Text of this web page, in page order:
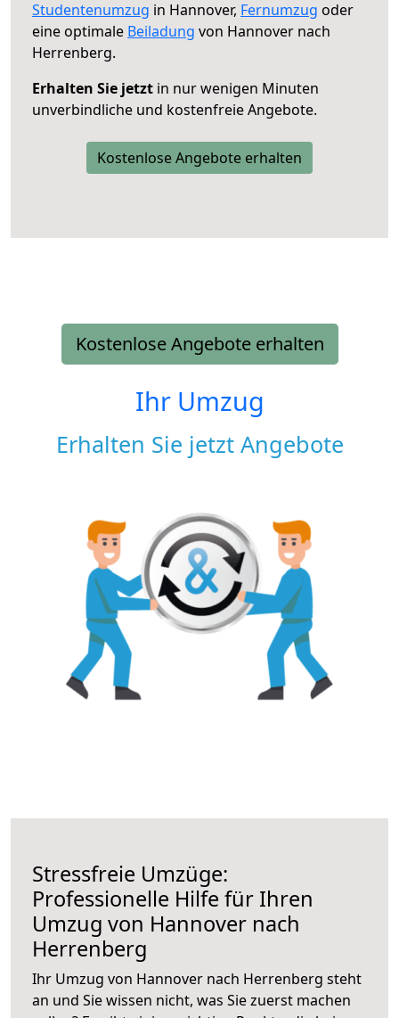
Studentenumzug in Hannover, Fernumzug oder
eine optimale Beiladung von Hannover nach
Herrenberg.
Erhalten Sie jetzt in nur wenigen Minuten
unverbindliche und kostenfreie Angebote.
Kostenlose Angebote erhalten
Kostenlose Angebote erhalten
Ihr Umzug
Erhalten Sie jetzt Angebote
Stressfreie Umzüge:
Professionelle Hilfe für Ihren
Umzug von Hannover nach
Herrenberg
Ihr Umzug von Hannover nach Herrenberg steht
an und Sie wissen nicht, was Sie zuerst machen